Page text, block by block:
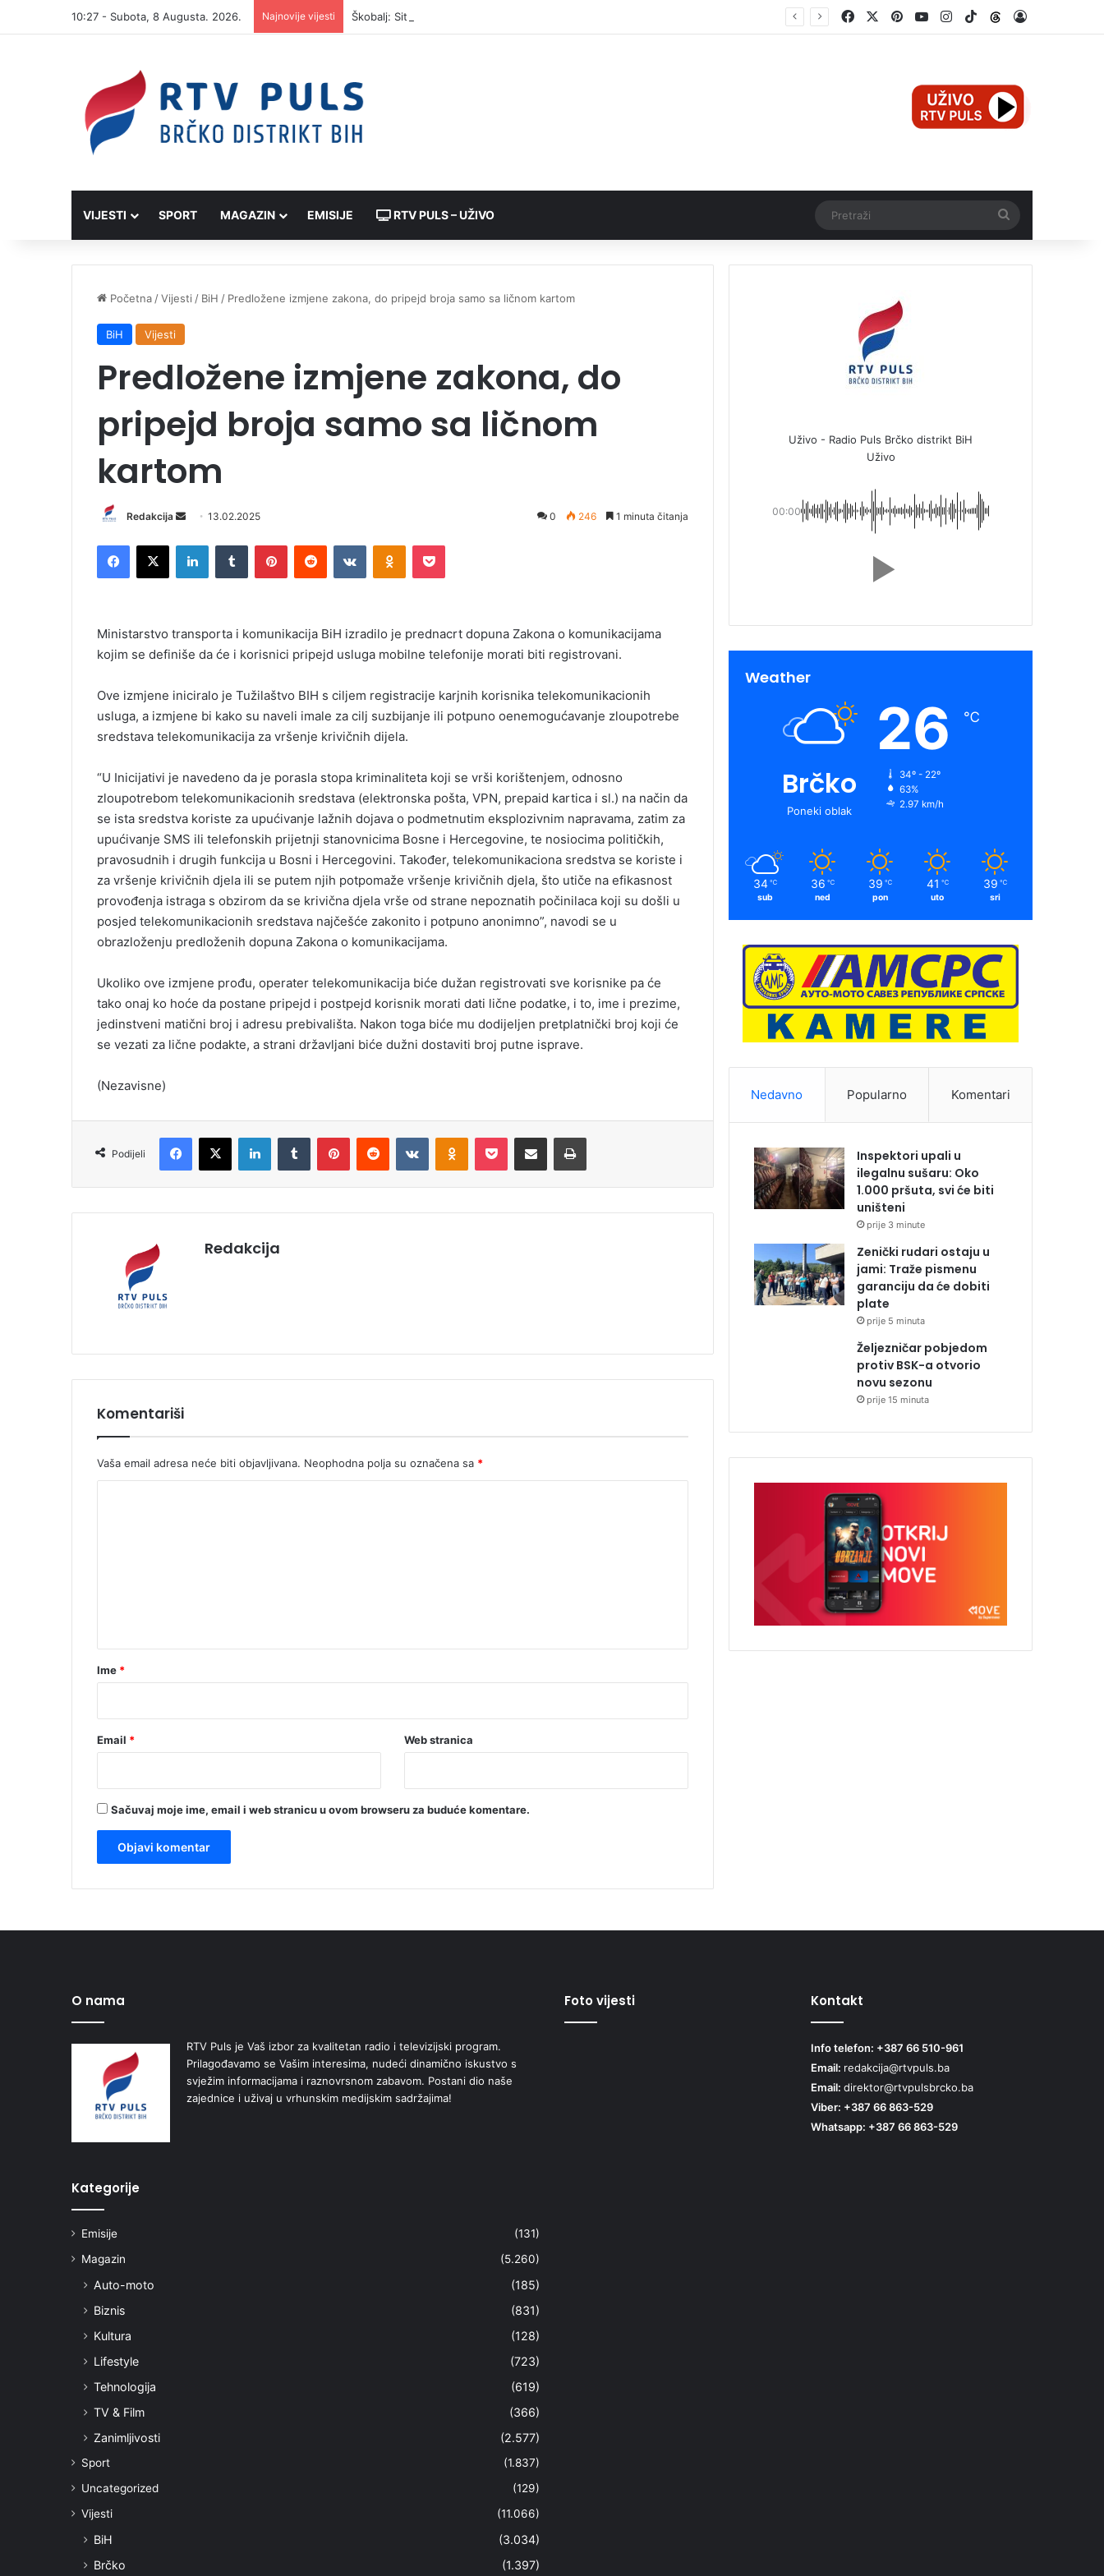
10:27 - Subota, 8 Augusta. 2026. Najnovije vijesti Škobalj: Situacija sa energetskim sistemom u regionu veoma ozbiljna FacebookPinterestYouTubeInstagram
TikTokThreads
VIJESTI SPORT MAGAZIN EMISIJE RTV PULS – UŽIVO
Početna /Vijesti / BiH / Predložene izmjene zakona, do pripejd broja samo sa ličnom kartom
BiH Vijesti
Predložene izmjene zakona, do
pripejd broja samo sa ličnom
kartom
Redakcija
n
d
e
m
i
l
13.02.2025 0 246 1 minuta čitanja
Ministarstvo transporta i komunikacija BiH izradilo je prednacrt dopuna Zakona o komunikacijama
kojim se definiše da će i korisnici pripejd usluga mobilne telefonije morati biti registrovani.
Ove izmjene iniciralo je Tužilaštvo BIH s ciljem registracije karjnih korisnika telekomunikacionih
usluga, a izmjene bi kako su naveli imale za cilj suzbijanje ili potpuno oenemogućavanje zloupotrebe
sredstava telekomunikacija za vršenje krivičnih dijela.
“U Inicijativi je navedeno da je porasla stopa kriminaliteta koji se vrši korištenjem, odnosno
zloupotrebom telekomunikacionih sredstava (elektronska pošta, VPN, prepaid kartica i sl.) na način da
se ista sredstva koriste za upućivanje lažnih dojava o podmetnutim eksplozivnim napravama, zatim za
upućivanje SMS ili telefonskih prijetnji stanovnicima Bosne i Hercegovine, te nosiocima političkih,
pravosudnih i drugih funkcija u Bosni i Hercegovini. Također, telekomunikaciona sredstva se koriste i
za vršenje krivičnih djela ili se putem njih potpomaže vršenje krivičnih djela, što utiče na efikasnost
provođenja istraga s obzirom da se krivična djela vrše od strane nepoznatih počinilaca koji su došli u
posjed telekomunikacionih sredstava najčešće zakonito i potpuno anonimno”, navodi se u
obrazloženju predloženih dopuna Zakona o komunikacijama.
Ukoliko ove izmjene prođu, operater telekomunikacija biće dužan registrovati sve korisnike pa će
tako onaj ko hoće da postane pripejd i postpejd korisnik morati dati lične podatke, i to, ime i prezime,
jedinstveni matični broj i adresu prebivališta. Nakon toga biće mu dodijeljen pretplatnički broj koji će
se vezati za lične podakte, a strani državljani biće dužni dostaviti broj putne isprave.
(Nezavisne)
Podijeli
Redakcija
Komentariši
Vaša email adresa neće biti objavljivana. Neophodna polja su označena sa *
r
Ime *
Email * Web stranica
Sačuvaj moje ime, email i web stranicu u ovom browseru za buduće komentare.
Uživo - Radio Puls Brčko distrikt BiH
Uživo
00:00
Weather
Brčko
Poneki oblak
26 ℃
34º - 22º
63%
2.97 km/h
34 ℃
sub
36 ℃
ned
39 ℃
pon
41 ℃
uto
39 ℃
sri
Nedavno Popularno Komentari
Inspektori upali u
ilegalnu sušaru: Oko
1.000 pršuta, svi će biti
uništeni
prije 3 minute
Zenički rudari ostaju u
jami: Traže pismenu
garanciju da će dobiti
plate
prije 5 minuta
Željezničar pobjedom
protiv BSK-a otvorio
novu sezonu
prije 15 minuta
O nama
RTV Puls je Vaš izbor za kvalitetan radio i televizijski program.
Prilagođavamo se Vašim interesima, nudeći dinamično iskustvo s
svježim informacijama i raznovrsnom zabavom. Postani dio naše
zajednice i uživaj u vrhunskim medijskim sadržajima!
Kategorije
Emisije
(131)
Magazin
(5.260)
Auto-moto
(185)
Biznis
(831)
Kultura
(128)
Lifestyle
(723)
Tehnologija
(619)
TV & Film
(366)
Zanimljivosti
(2.577)
Sport
(1.837)
Uncategorized
(129)
Vijesti
(11.066)
BiH
(3.034)
Brčko
(1.397)
Foto vijesti Kontakt
Info telefon: +387 66 510-961
Email: redakcija@rtvpuls.ba
Email: direktor@rtvpulsbrcko.ba
Viber: +387 66 863-529
Whatsapp: +387 66 863-529